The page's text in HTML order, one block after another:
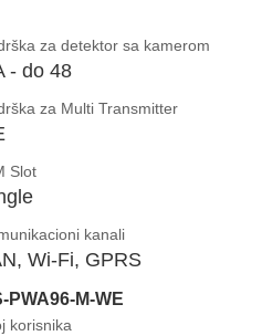
za detektor sa kamerom
- do 48
za Multi Transmitter
Slot
kanali
Wi-Fi, GPRS
PWA96-M-WE
korisnika